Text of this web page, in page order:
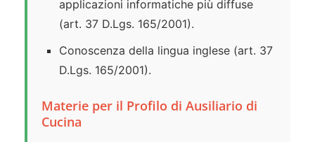
applicazioni informatiche più diffuse
(art. 37 D.Lgs. 165/2001).
Conoscenza della lingua inglese (art. 37
D.Lgs. 165/2001).
Materie per il Profilo di Ausiliario di
Cucina